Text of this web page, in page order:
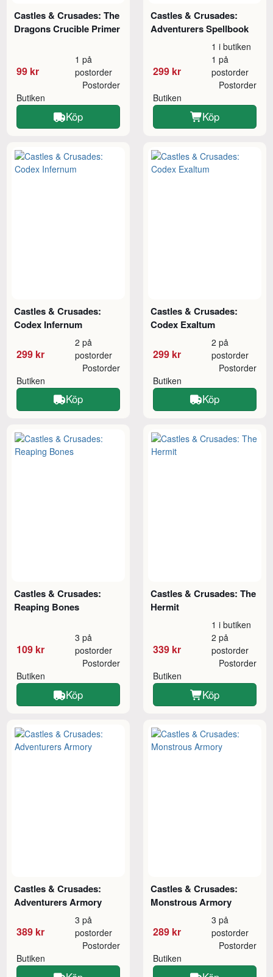
Castles & Crusades: The
Dragons Crucible Primer
99 kr
1 på
postorder
Butiken
Postorder
Köp
Castles & Crusades:
Adventurers Spellbook
299 kr
1 i butiken
1 på
postorder
Butiken
Postorder
Köp
Castles & Crusades:
Codex Infernum
299 kr
2 på
postorder
Butiken
Postorder
Köp
Castles & Crusades:
Codex Exaltum
299 kr
2 på
postorder
Butiken
Postorder
Köp
Castles & Crusades:
Reaping Bones
109 kr
3 på
postorder
Butiken
Postorder
Köp
Castles & Crusades: The
Hermit
339 kr
1 i butiken
2 på
postorder
Butiken
Postorder
Köp
Castles & Crusades:
Adventurers Armory
389 kr
3 på
postorder
Butiken
Postorder
Castles & Crusades:
Monstrous Armory
289 kr
3 på
postorder
Butiken
Postorder